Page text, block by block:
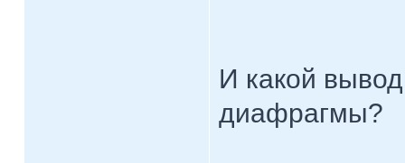
И какой
диафрагмы?